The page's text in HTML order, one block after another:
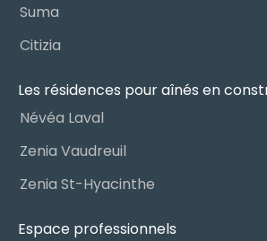
Suma
Citizia
Les résidences pour aînés en
Névéa Laval
Zenia Vaudreuil
Zenia St-Hyacinthe
Espace professionnels